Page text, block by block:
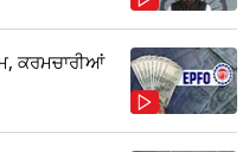
ਕਰਮਚਾਰੀਆਂ